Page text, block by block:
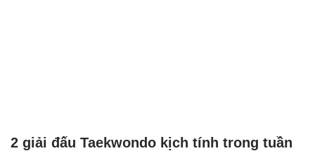
2 giải đấu Taekwondo kịch tính trong tuần